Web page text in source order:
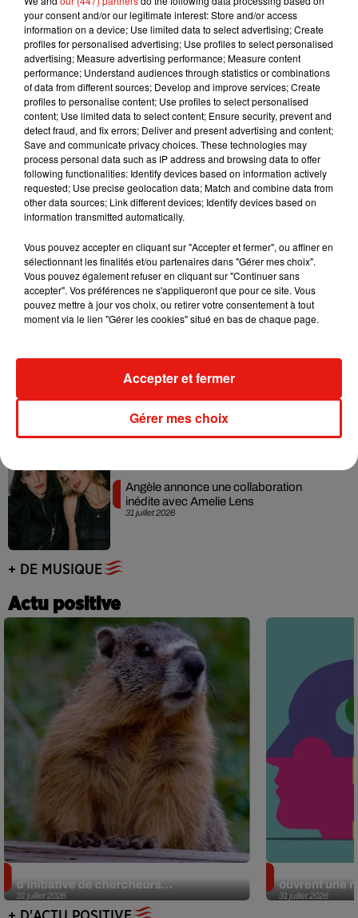
4 août 2026
Tiny Desk invite Charlie Puth pour une
live session solaire
4 août 2026
Ariana Grande prendra une pause après
sa tournée mondiale
Grand Corps Malade emmène Styleto
en road-trip dans son nouveau clip
Ariana Grande se libère dans son nouvel
31 juillet 2026
Angèle annonce une collaboration
inédite avec Amelie Lens
+ DE MUSIQUE
Actu positive
31 juillet 2026
d’initiative de chercheurs...
31 juillet 2026
ouvrent une
your consent and/or our legitimate interest: Store and/or access
information on a device; Use limited data to select advertising; Create
profiles for personalised advertising; Use profiles to select personalised
advertising; Measure advertising performance; Measure content
performance; Understand audiences through statistics or combinations
of data from different sources; Develop and improve services; Create
profiles to personalise content; Use profiles to select personalised
content; Use limited data to select content; Ensure security, prevent and
detect fraud, and fix errors; Deliver and present advertising and content;
Save and communicate privacy choices. These technologies may
process personal data such as IP address and browsing data to offer
following functionalities: Identify devices based on information actively
requested; Use precise geolocation data; Match and combine data from
other data sources; Link different devices; Identify devices based on
information transmitted automatically.
Vous pouvez accepter en cliquant sur "Accepter et fermer", ou affiner en
sélectionnant les finalités et/ou partenaires dans "Gérer mes choix".
Vous pouvez également refuser en cliquant sur "Continuer sans
accepter". Vos préférences ne s'appliqueront que pour ce site. Vous
pouvez mettre à jour vos choix, ou retirer votre consentement à tout
moment via le lien "Gérer les cookies" situé en bas de chaque page.
Gérer mes choix
Accepter et fermer